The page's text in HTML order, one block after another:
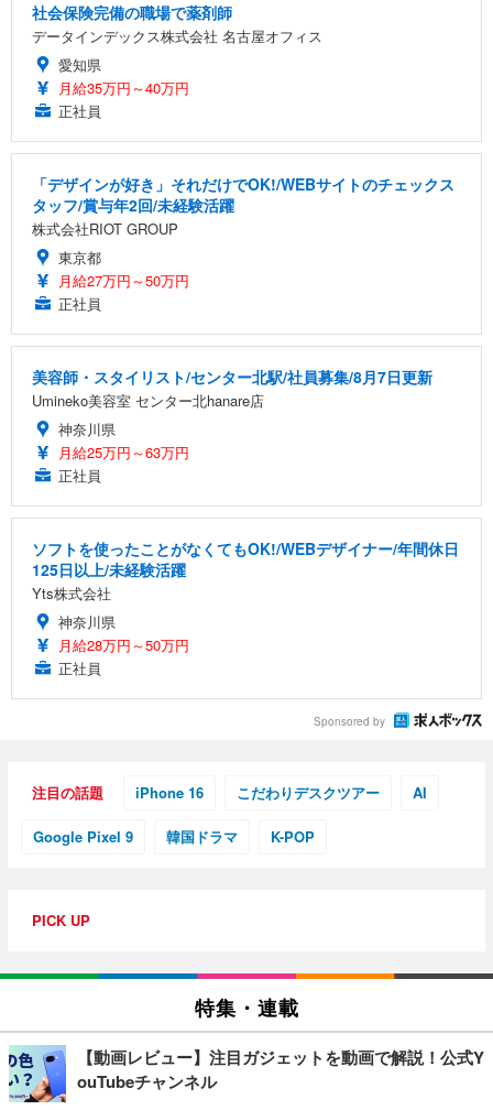
社会保険完備の職場で薬剤師
データインデックス株式会社 名古屋オフィス
愛知県
月給35万円～40万円
正社員
「デザインが好き」それだけでOK!/WEBサイトのチェックス
タッフ/賞与年2回/未経験活躍
株式会社RIOT GROUP
東京都
月給27万円～50万円
正社員
美容師・スタイリスト/センター北駅/社員募集/8月7日更新
Umineko美容室 センター北hanare店
神奈川県
月給25万円～63万円
正社員
ソフトを使ったことがなくてもOK!/WEBデザイナー/年間休日
125日以上/未経験活躍
Yts株式会社
神奈川県
月給28万円～50万円
正社員
Sponsored by
注目の話題 iPhone 16 こだわりデスクツアー AI
Google Pixel 9 韓国ドラマ K-POP
PICK UP
特集・連載
【動画レビュー】注目ガジェットを動画で解説！公式Y
ouTubeチャンネル